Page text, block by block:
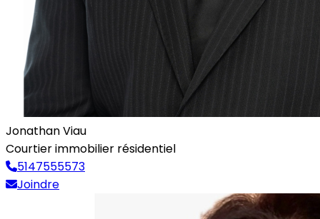
Jonathan Viau
Courtier immobilier résidentiel
5147555573
Joindre